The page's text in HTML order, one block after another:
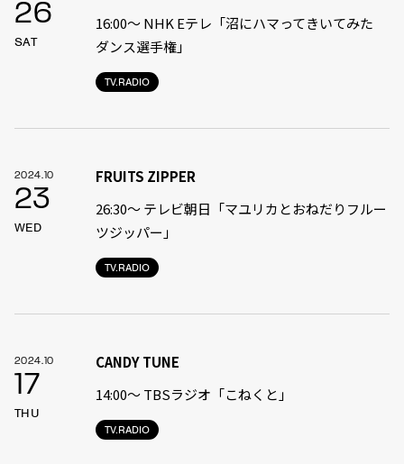
26
SAT
TV.RADIO
16:00〜 NHK Eテレ「沼にハマってきいてみた
ダンス選手権」
2024.10
23
WED
TV.RADIO
FRUITS ZIPPER
26:30～ テレビ朝日「マユリカとおねだりフルー
ツジッパー」
2024.10
17
THU
TV.RADIO
CANDY TUNE
14:00〜 TBSラジオ「こねくと」